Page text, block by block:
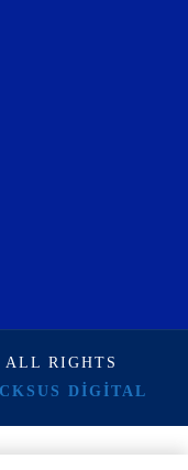
ALL RIGHTS
DIGITAL